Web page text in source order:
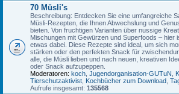
70 Müsli's
Beschreibung: Entdecken Sie eine umfangreiche
Müsli-Rezepten, die Ihnen Abwechslung und
bieten. Von fruchtigen Varianten über nussige
Mischungen mit Gewürzen und Superfoods – hier
etwas dabei. Diese Rezepte sind ideal, um sich
stärken oder den perfekten Snack für
alle, die Müsli lieben und nach neuen, kreativen
oder Snack aufzupeppen.
Moderatoren: koch Jugendorganisation-GUTuN
Tierschutzaktivist Kochbücher zum Download
Aufrufe insgesamt: 135568